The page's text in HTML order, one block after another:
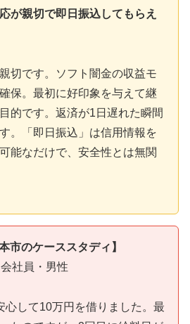
が親切で即日振込してもらえ
切です。ソフト闇金の収益モ
保。最初に好印象を与えて継
的です。返済が1日遅れた瞬間
。「即日振込」は信用情報を
能なだけで、安全性とは無関
市のケーススタディ】
社員・男性
心して10万円を借りました。最